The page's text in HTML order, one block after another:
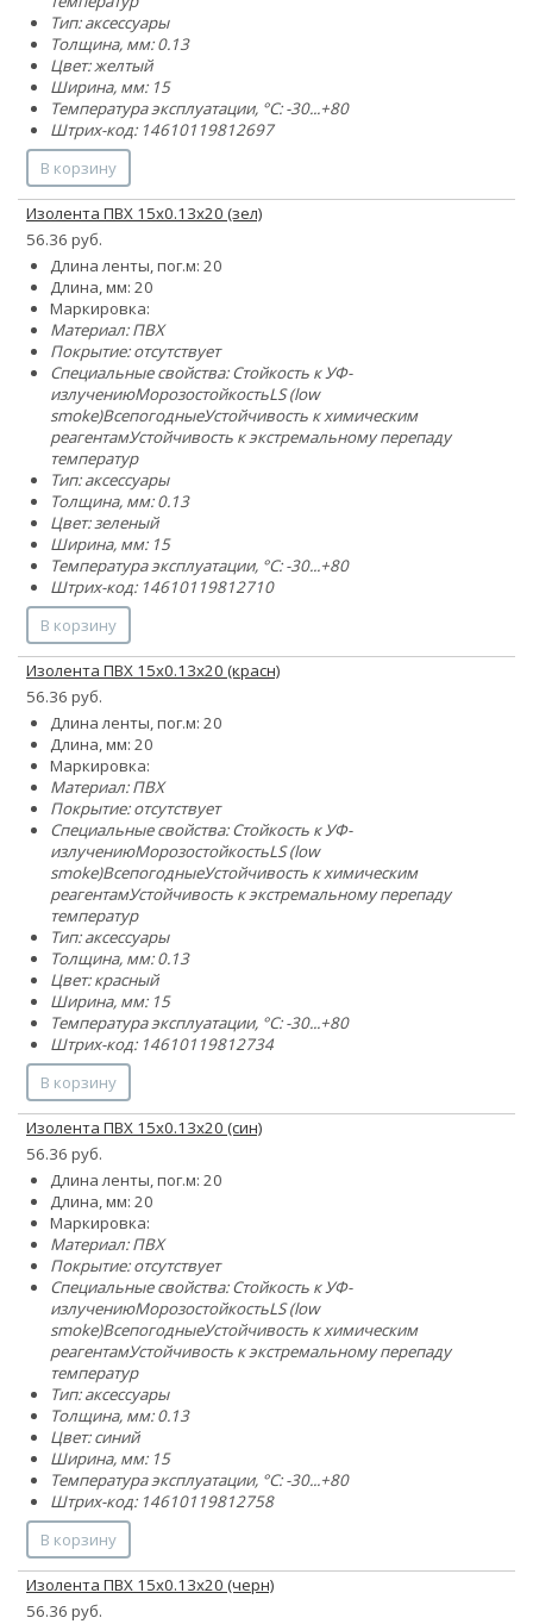
Тип: аксессуары
Толщина, мм: 0.13
Цвет: желтый
Ширина, мм: 15
Температура эксплуатации, °C: -30...+80
Штрих-код: 14610119812697
В корзину
Изолента ПВХ 15x0.13х20 (зел)
56.36 руб.
Длина ленты, пог.м: 20
Длина, мм: 20
Маркировка:
Материал: ПВХ
Покрытие: отсутствует
Специальные свойства:Стойкость к УФ-
излучениюМорозостойкостьLS (low
smoke)ВсепогодныеУстойчивость к химическим
реагентамУстойчивость к экстремальному перепаду
температур
Тип: аксессуары
Толщина, мм: 0.13
Цвет: зеленый
Ширина, мм: 15
Температура эксплуатации, °C: -30...+80
Штрих-код: 14610119812710
В корзину
Изолента ПВХ 15x0.13х20 (красн)
56.36 руб.
Длина ленты, пог.м: 20
Длина, мм: 20
Маркировка:
Материал: ПВХ
Покрытие: отсутствует
Специальные свойства:Стойкость к УФ-
излучениюМорозостойкостьLS (low
smoke)ВсепогодныеУстойчивость к химическим
реагентамУстойчивость к экстремальному перепаду
температур
Тип: аксессуары
Толщина, мм: 0.13
Цвет: красный
Ширина, мм: 15
Температура эксплуатации, °C: -30...+80
Штрих-код: 14610119812734
В корзину
Изолента ПВХ 15x0.13х20 (син)
56.36 руб.
Длина ленты, пог.м: 20
Длина, мм: 20
Маркировка:
Материал: ПВХ
Покрытие: отсутствует
Специальные свойства:Стойкость к УФ-
излучениюМорозостойкостьLS (low
smoke)ВсепогодныеУстойчивость к химическим
реагентамУстойчивость к экстремальному перепаду
температур
Тип: аксессуары
Толщина, мм: 0.13
Цвет: синий
Ширина, мм: 15
Температура эксплуатации, °C: -30...+80
Штрих-код: 14610119812758
В корзину
Изолента ПВХ 15x0.13х20 (черн)
56.36 руб.